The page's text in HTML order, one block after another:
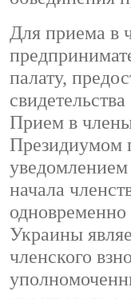
Для приема в
палату,
Прием в
Президиумом
начала
Украины
членского